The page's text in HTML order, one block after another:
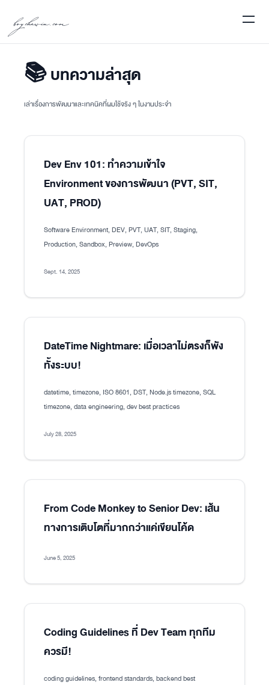
boychawin.com
📚 บทความล่าสุด
เล่าเรื่องการพัฒนาและเทคนิคที่ผมใช้จริง ๆ ในงานประจำ
Dev Env 101: ทำความเข้าใจ
Environment ของการพัฒนา (PVT, SIT,
UAT, PROD)
Software Environment, DEV, PVT, UAT, SIT, Staging,
Production, Sandbox, Preview, DevOps
Sept. 14, 2025
DateTime Nightmare: เมื่อเวลาไม่ตรงก็พัง
ทั้งระบบ!
datetime, timezone, ISO 8601, DST, Node.js timezone, SQL
timezone, data engineering, dev best practices
July 28, 2025
From Code Monkey to Senior Dev: เส้น
ทางการเติบโตที่มากกว่าแค่เขียนโค้ด
June 5, 2025
Coding Guidelines ที่ Dev Team ทุกทีม
ควรมี!
coding guidelines, frontend standards, backend best